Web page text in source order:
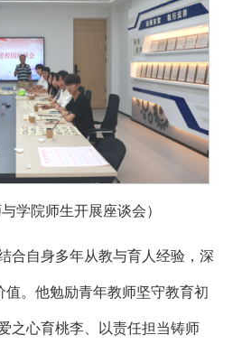
与学院师生开展座谈会）
合自身多年从教与育人经验，深
值。他勉励青年教师坚守教育初
之心育桃李、以责任担当铸师